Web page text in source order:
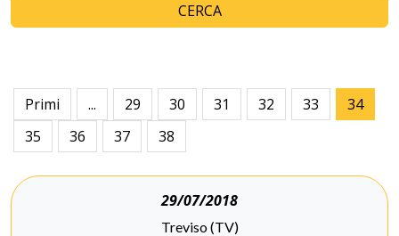
CERCA
Primi ... 29 30 31 32 33
34
35
36 37 38
29/07/2018
Treviso (TV)